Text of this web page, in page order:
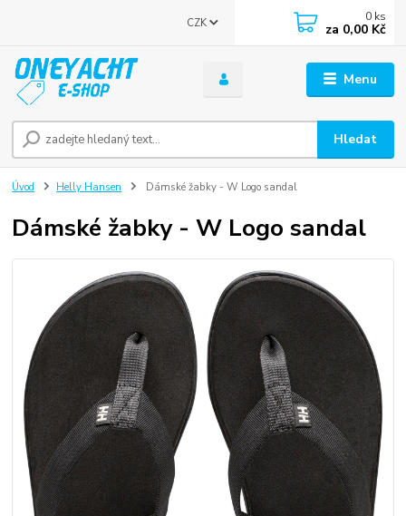
Menu
CZK
Hledat
0 ks
za 0,00 Kč
Úvod Helly Hansen Dámské žabky - W Logo sandal
Dámské žabky - W Logo sandal